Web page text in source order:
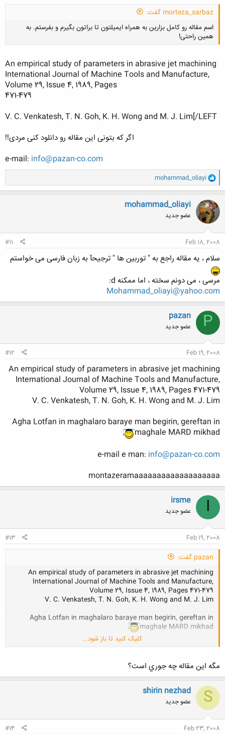
morteza_sarbaz گفت:
اسم مقاله رو کامل بزارین به همراه ایمیلتون تا براتون بگیرم و بفرستم. به
همین راحتی!
An empirical study of parameters in abrasive jet machining
International Journal of Machine Tools and Manufacture,
Volume 29, Issue 4, 1989, Pages
471-479
V. C. Venkatesh, T. N. Goh, K. H. Wong and M. J. Lim[/LEFT
اگر که بتونی این مقاله رو دانلود کنی مردی!!
e-mail: info@pazan-co.com
و
ا
ک
ن
ش
ه
ا
mohammad_oliayi
mohammad_oliayi
عضو جدید
Feb 18, 2008
#11
سلام ، یه مقاله راجع به " توربین ها " ترجیحآ به زبان فارسی می خواستم
مرسی ، می دونم سخته ، اما ممکنه d:
Mohammad_oliayi@yahoo.com
P
pazan
عضو جدید
Feb 19, 2008
#12
An empirical study of parameters in abrasive jet machining
International Journal of Machine Tools and Manufacture,
Volume 29, Issue 4, 1989, Pages 471-479
V. C. Venkatesh, T. N. Goh, K. H. Wong and M. J. Lim
Agha Lotfan in maghalaro baraye man begirin, gereftan in
maghale MARD mikhad
e-mail e man: info@pazan-co.com
montazeramaaaaaaaaaaaaaaaaaaa
I
irsme
عضو جدید
Feb 19, 2008
#13
pazan گفت:
An empirical study of parameters in abrasive jet machining
International Journal of Machine Tools and Manufacture,
Volume 29, Issue 4, 1989, Pages 471-479
V. C. Venkatesh, T. N. Goh, K. H. Wong and M. J. Lim
Agha Lotfan in maghalaro baraye man begirin, gereftan in
maghale MARD mikhad
e-mail e man:
montazeramaaaaaaaaaaaaaaaaaaa
کلیک کنید تا باز شود...
مگه اين مقاله چه جوري است؟
S
shirin nezhad
عضو جدید
Feb 23, 2008
#14